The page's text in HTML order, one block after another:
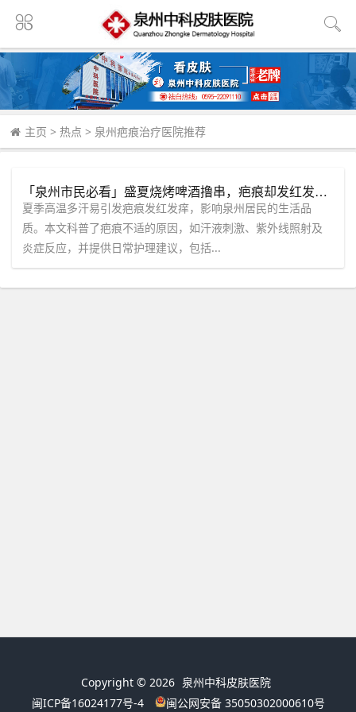
主页 > 热点 > 泉州疤痕治疗医院推荐
「泉州市民必看」盛夏烧烤啤酒撸串，疤痕却发红发痒怎么办？【中科】打造综合诊疗抗复发。
夏季高温多汗易引发疤痕发红发痒，影响泉州居民的生活品
质。本文科普了疤痕不适的原因，如汗液刺激、紫外线照射及
炎症反应，并提供日常护理建议，包括...
Copyright © 2026 泉州中科皮肤医院
闽ICP备16024177号-4
闽公网安备 35050302000610号